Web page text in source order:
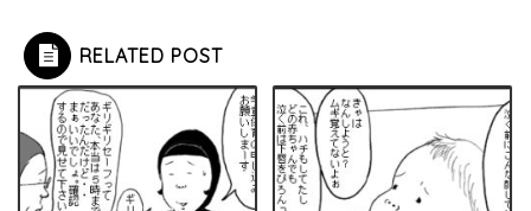
RELATED POST